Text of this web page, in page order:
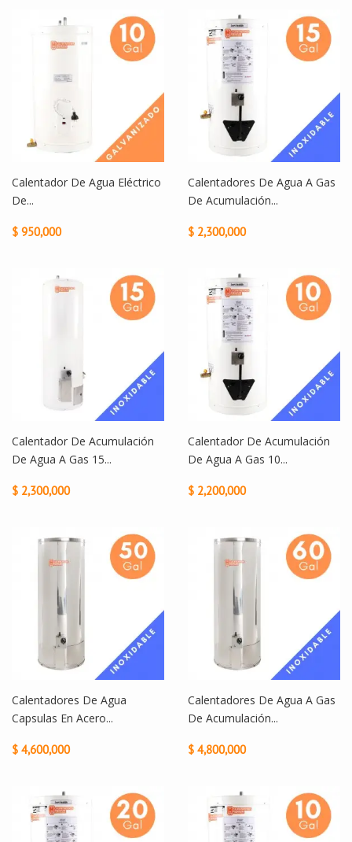
Calentador De Agua Eléctrico
De...
$ 950,000
Calentadores De Agua A Gas
De Acumulación...
$ 2,300,000
Calentador De Acumulación
De Agua A Gas 15...
$ 2,300,000
Calentador De Acumulación
De Agua A Gas 10...
$ 2,200,000
Calentadores De Agua
Capsulas En Acero...
$ 4,600,000
Calentadores De Agua A Gas
De Acumulación...
$ 4,800,000